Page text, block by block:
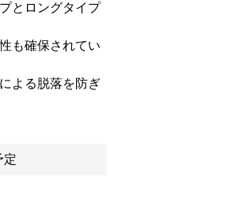
とロングタイプ
も確保されてい
よる脱落を防ぎ
定